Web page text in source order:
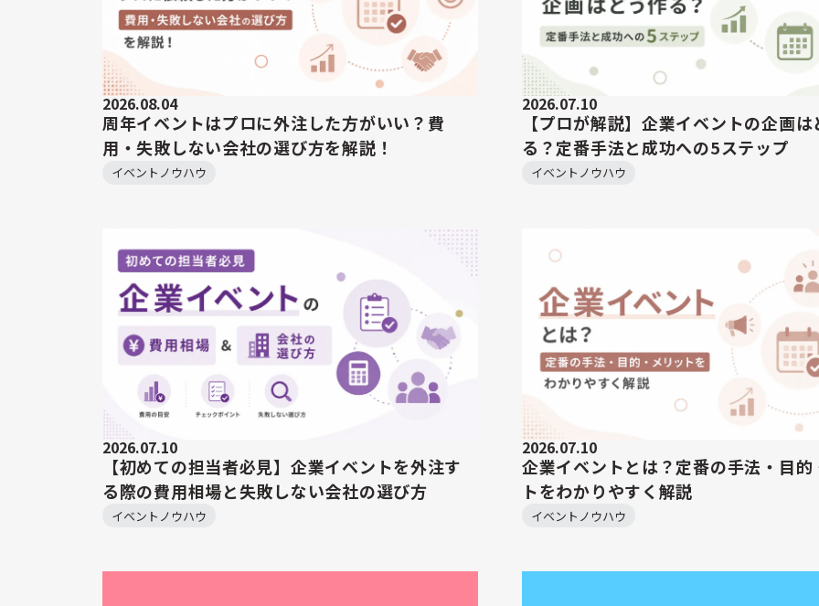
2026.08.04
周年イベントはプロに外注した方がいい？費
用・失敗しない会社の選び方を解説！
イベントノウハウ
2026.07.10
【プロが解説】企業イベントの企画
る？定番手法と成功への5ステップ
イベントノウハウ
2026.07.10
【初めての担当者必見】企業イベントを外注す
る際の費用相場と失敗しない会社の選び方
イベントノウハウ
2026.07.10
企業イベントとは？定番の手法・目的
トをわかりやすく解説
イベントノウハウ